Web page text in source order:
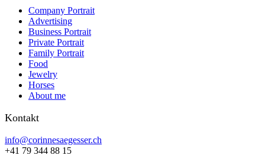
Company Portrait
Advertising
Business Portrait
Private Portrait
Family Portrait
Food
Jewelry
Horses
About me
Kontakt
info@corinnesaegesser.ch
+41 79 344 88 15